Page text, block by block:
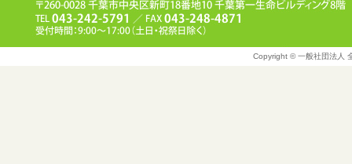
Copyright © 一般社団法人